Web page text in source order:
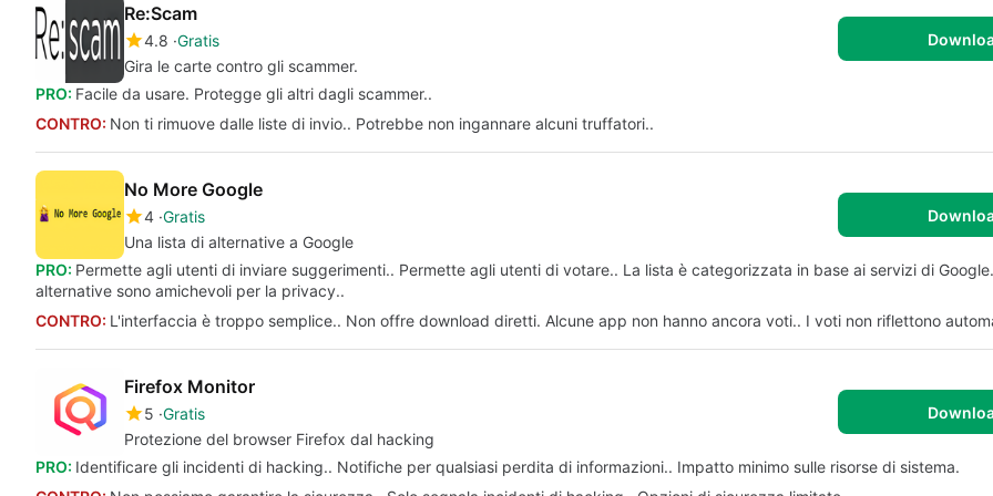
Re:Scam
4.8 Gratis
Gira le carte contro gli scammer.
PRO: Facile da usare. Protegge gli altri dagli scammer..
CONTRO: Non ti rimuove dalle liste di invio.. Potrebbe non ingannare alcuni truffatori..
No More Google
4 Gratis
Una lista di alternative a Google
PRO: Permette agli utenti di inviare suggerimenti.. Permette agli utenti di votare.. La lista è categorizzata in base ai servizi di
alternative sono amichevoli per la privacy..
CONTRO: L'interfaccia è troppo semplice.. Non offre download diretti. Alcune app non hanno ancora voti.. I voti non riflettono
Firefox Monitor
5 Gratis
Protezione del browser Firefox dal hacking
PRO: Identificare gli incidenti di hacking.. Notifiche per qualsiasi perdita di informazioni.. Impatto minimo sulle risorse di sistema.